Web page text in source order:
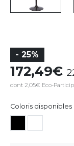
- 25%
172,49
dont 2,05€ Eco-
Coloris disponibles